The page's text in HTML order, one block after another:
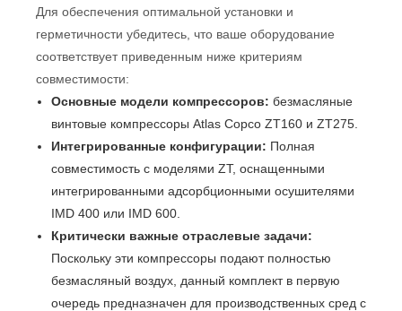
Для обеспечения оптимальной установки и
герметичности убедитесь, что ваше оборудование
соответствует приведенным ниже критериям
совместимости:
Основные модели компрессоров: безмасляные
винтовые компрессоры Atlas Copco ZT160 и ZT275.
Интегрированные конфигурации: Полная
совместимость с моделями ZT, оснащенными
интегрированными адсорбционными осушителями
IMD 400 или IMD 600.
Критически важные отраслевые задачи:
Поскольку эти компрессоры подают полностью
безмасляный воздух, данный комплект в первую
очередь предназначен для производственных сред с